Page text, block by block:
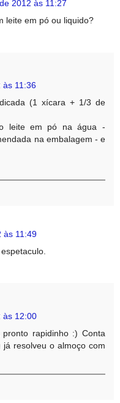
2012 às 11:27
leite em pó ou liquido?
às 11:36
(1 xícara + 1/3 de
leite em pó na água -
na embalagem - e
às 11:49
às 12:00
rapidinho :) Conta
resolveu o almoço com